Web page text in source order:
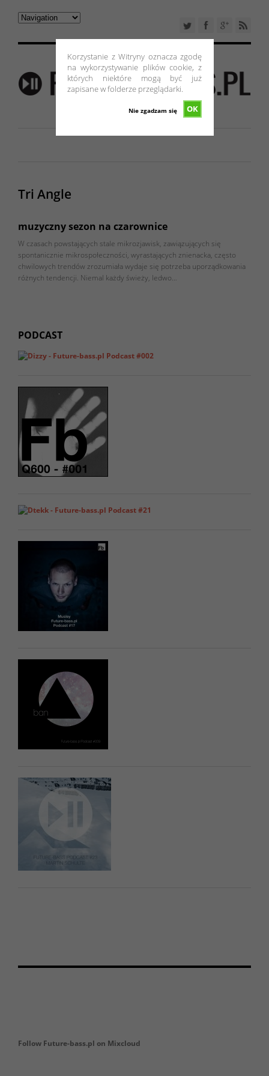
Korzystanie z Witryny oznacza zgodę
na wykorzystywanie plików cookie, z
których niektóre mogą być już
zapisane w folderze przeglądarki.
OK
Nie zgadzam się
Tri Angle
muzyczny sezon na czarownice
W czasach powstających stale mikrozjawisk, zawiązujących się
spontanicznie mikrospołeczności, wyrastających znienacka, często
chwilowych trendów zrozumiała wydaje się potrzeba uporządkowania
różnych tendencji. Niemal każdy świeży, ledwo…
PODCAST
Follow Future-bass.pl on Mixcloud